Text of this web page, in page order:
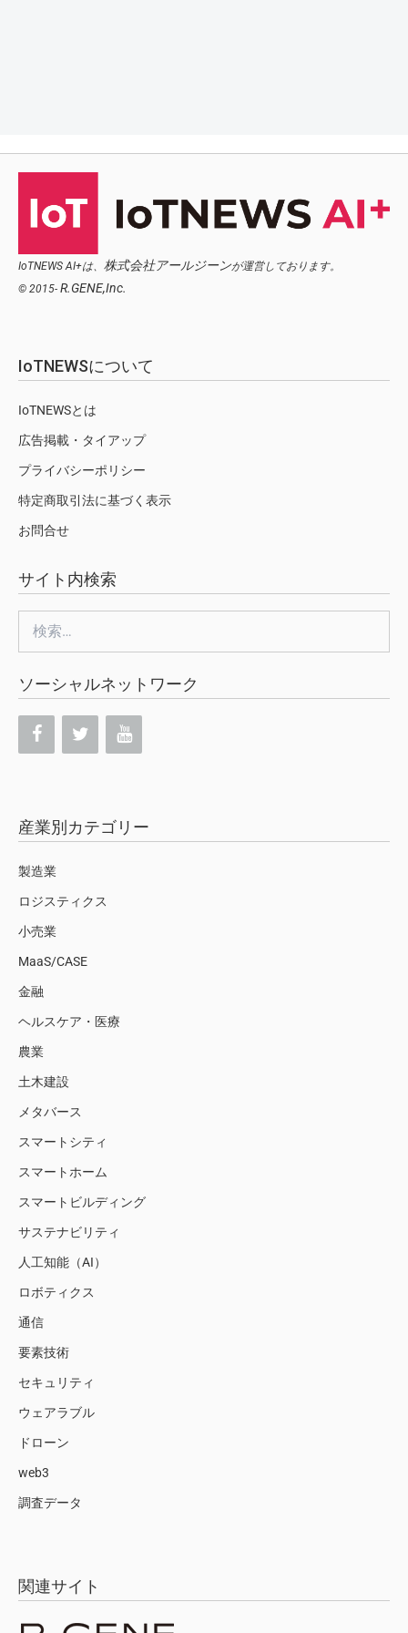
IoTNEWS AI+は、 株式会社アールジーンが運営しております。
© 2015- R.GENE,Inc.
IoTNEWSについて
IoTNEWSとは
広告掲載・タイアップ
プライバシーポリシー
特定商取引法に基づく表示
お問合せ
サイト内検索
索:
ソーシャルネットワーク
産業別カテゴリー
製造業
ロジスティクス
小売業
MaaS/CASE
金融
ヘルスケア・医療
農業
土木建設
メタバース
スマートシティ
スマートホーム
スマートビルディング
サステナビリティ
人工知能（AI）
ロボティクス
通信
要素技術
セキュリティ
ウェアラブル
ドローン
web3
調査データ
関連サイト